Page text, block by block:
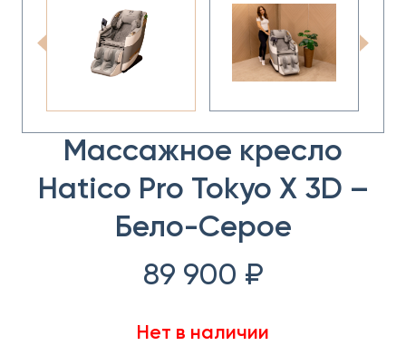
Массажное кресло
Hatico Pro Tokyo X 3D –
Бело-Серое
89 900 ₽
Нет в наличии